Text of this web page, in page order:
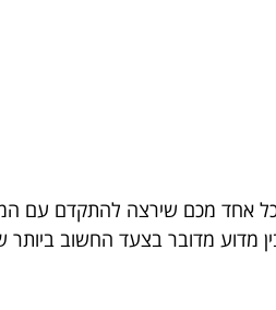
כל אחד מכם שירצה להתקדם עם